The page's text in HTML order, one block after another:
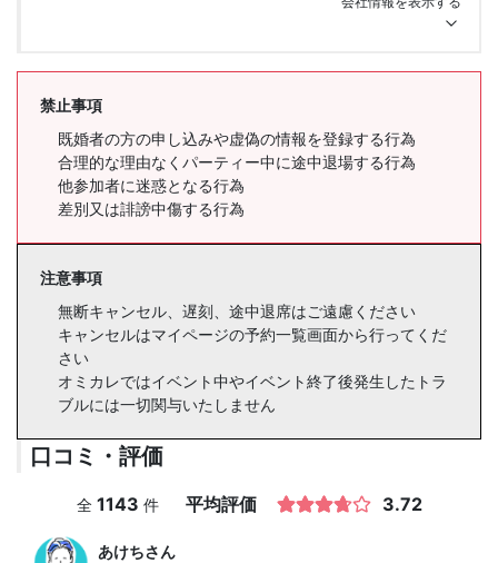
禁止事項
既婚者の方の申し込みや虚偽の情報を登録する行為
合理的な理由なくパーティー中に途中退場する行為
他参加者に迷惑となる行為
差別又は誹謗中傷する行為
注意事項
無断キャンセル、遅刻、途中退席はご遠慮ください
キャンセルはマイページの予約一覧画面から行ってくだ
さい
オミカレではイベント中やイベント終了後発生したトラ
ブルには一切関与いたしません
口コミ・評価
全 1143 件 平均評価 3.72
あけちさん